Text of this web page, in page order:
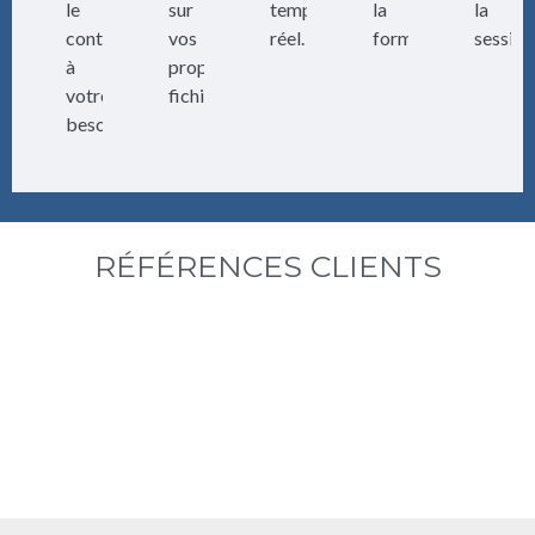
le
contenu
à
votre
besoin.
sur
vos
propres
fichiers.
temps
réel.
la
formation.
la
RÉFÉRENCES CLIENTS